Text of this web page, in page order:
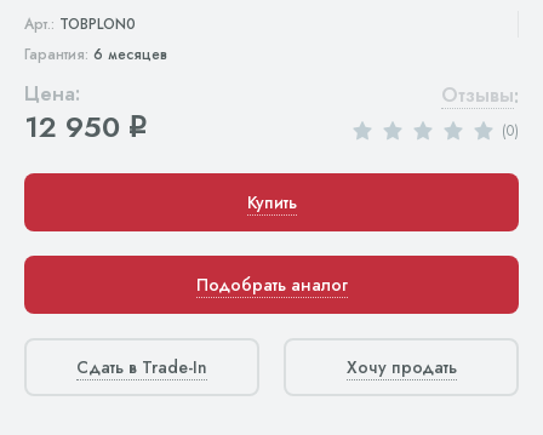
Арт.: TOBPLON0
Гарантия: 6 месяцев
Цена:
12 950 q
Отзывы:
(0)
Купить
Подобрать аналог
Сдать в Trade-In Хочу продать